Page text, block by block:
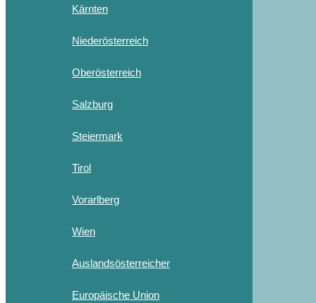
Kärnten
Niederösterreich
Oberösterreich
Salzburg
Steiermark
Tirol
Vorarlberg
Wien
Auslandsösterreicher
Europäische Union